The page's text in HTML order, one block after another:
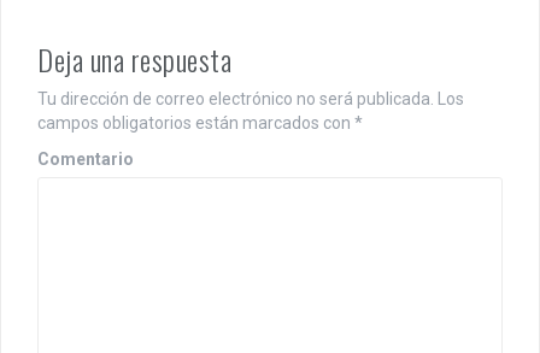
a
c
i
ó
Deja una respuesta
Tu dirección de correo electrónico no será publicada. Los
campos obligatorios están marcados con *
Comentario